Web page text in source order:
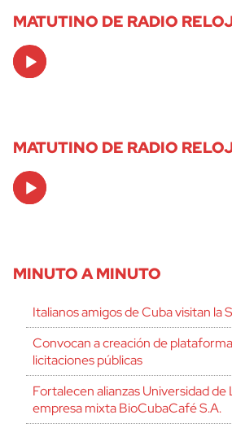
MATUTINO DE RADIO
Audio
Player
MATUTINO DE RADIO
Audio
Player
MINUTO A MINUTO
Italianos amigos de Cuba visitan la
Convocan a creación de
licitaciones públicas
Fortalecen alianzas Universidad de
empresa mixta BioCubaCafé S.A.